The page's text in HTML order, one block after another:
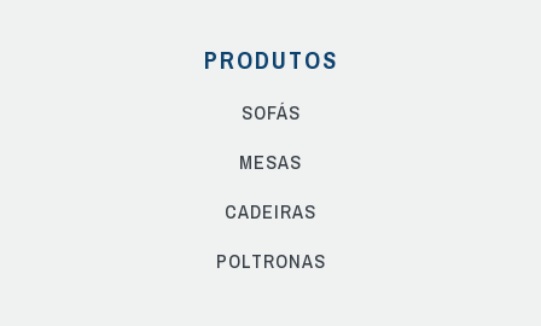
PRODUTOS
SOFÁS
MESAS
CADEIRAS
POLTRONAS